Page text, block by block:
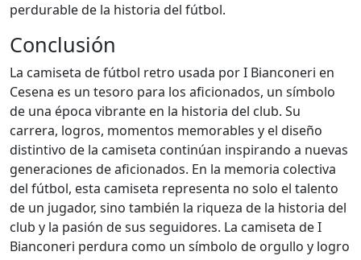
perdurable de la historia del fútbol.
Conclusión
La camiseta de fútbol retro usada por I Bianconeri en
Cesena es un tesoro para los aficionados, un símbolo
de una época vibrante en la historia del club. Su
carrera, logros, momentos memorables y el diseño
distintivo de la camiseta continúan inspirando a nuevas
generaciones de aficionados. En la memoria colectiva
del fútbol, esta camiseta representa no solo el talento
de un jugador, sino también la riqueza de la historia del
club y la pasión de sus seguidores. La camiseta de I
Bianconeri perdura como un símbolo de orgullo y logro